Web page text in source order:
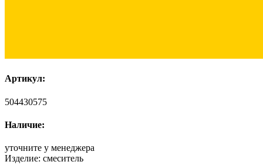
Артикул:
504430575
Наличие:
уточните у менеджера
Изделие: смеситель